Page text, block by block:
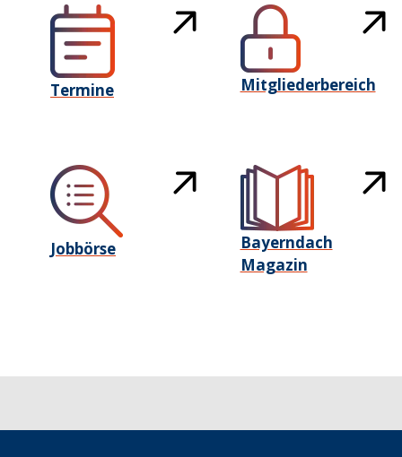
Termine Mitgliederbereich
Jobbörse
Bayerndach
Magazin